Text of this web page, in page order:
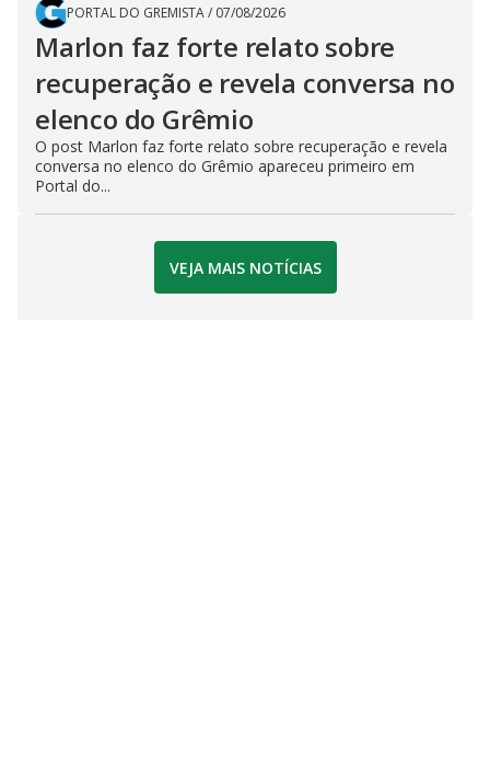
PORTAL DO GREMISTA/ 07/08/2026
Marlon faz forte relato sobre
recuperação e revela conversa no
elenco do Grêmio
O post Marlon faz forte relato sobre recuperação e revela
conversa no elenco do Grêmio apareceu primeiro em
Portal do...
VEJA MAIS NOTÍCIAS